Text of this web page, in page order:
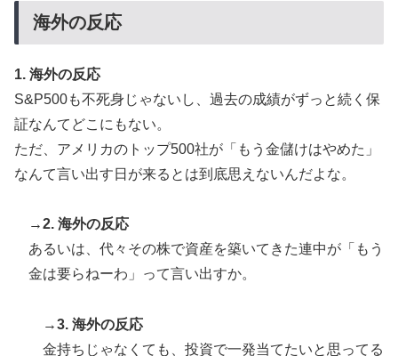
▶ 【海外の反応】アルゼンチン協会、FIFA会長に確固たる
支持を表明「隠す気もないんだなｗ」
▶ 日本旅行キャンセルすべきか…1万年ぶり史上最大級の
火山の兆し＝韓国の反応
▶ 海外「海外発祥なのに、今では日本で定着してるものっ
て何？その逆も教えて！」（海外の反応）
▶
【MLB】化け物みたいな球を投げるクローザーを先発に
い」「先発は2－3種類の一級品の変化球が必要だから
な」
▶ 韓国人「日本メディアが大型台風13号が急カーブで韓国
▶ 「1個9,983キロカロリー、成人が4〜5日かけて食べる
量」店名は『心臓発作グリル』、そこで本当に心臓発作
海外の反応
1. 海外の反応
S&P500も不死身じゃないし、過去の成績がずっと続く保
証なんてどこにもない。
ただ、アメリカのトップ500社が「もう金儲けはやめた」
なんて言い出す日が来るとは到底思えないんだよな。
→2. 海外の反応
あるいは、代々その株で資産を築いてきた連中が「もう
金は要らねーわ」って言い出すか。
→3. 海外の反応
金持ちじゃなくても、投資で一発当てたいと思ってる